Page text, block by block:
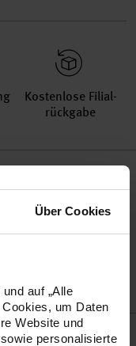
Über Cookies
auf „Alle
um Daten
Website und
personalisierte
Kosten­lose Filial­
rückgabe